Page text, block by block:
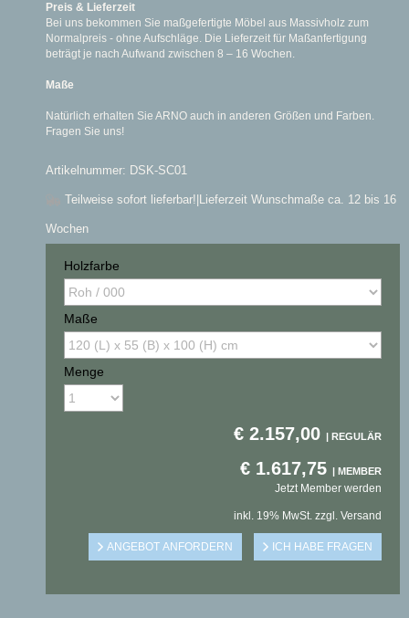
Preis & Lieferzeit
Bei uns bekommen Sie maßgefertigte Möbel aus Massivholz zum
Normalpreis - ohne Aufschläge. Die Lieferzeit für Maßanfertigung
beträgt je nach Aufwand zwischen 8 – 16 Wochen.
Maße
Natürlich erhalten Sie ARNO auch in anderen Größen und Farben.
Fragen Sie uns!
Artikelnummer: DSK-SC01
Teilweise sofort lieferbar!|Lieferzeit Wunschmaße ca. 12 bis 16
Wochen
Holzfarbe
Maße
Menge
€ 2.157,00
€ 1.617,75
Jetzt Member werden
inkl. 19% MwSt. zzgl. Versand